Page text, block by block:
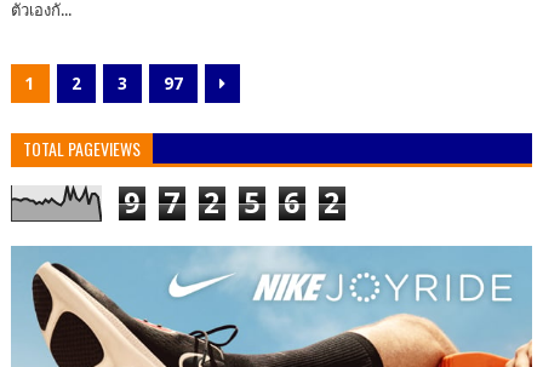
ตัวเองกั...
1 2 3 97
TOTAL PAGEVIEWS
9 7 2 5 6 2